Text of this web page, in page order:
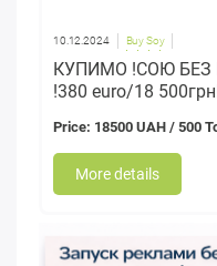
10.12.2024 Buy Soy
КУПИМО !СОЮ БЕЗ
!380 euro/18
Price: 18500 UAH / 500
More details